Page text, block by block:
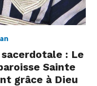
: Le
Sainte
grâce à Dieu